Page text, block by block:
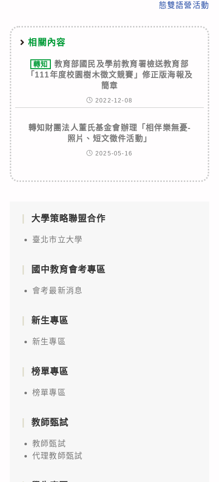
態雙語營活動
相關內容
轉知
教育部國民及學前教育署檢送教育部
「111年度校園樹木徵文競賽」修正版海報及
簡章
2022-12-08
轉知財團法人董氏基金會辦理「相伴樂無憂-
照片、短文徵件活動」
2025-05-16
大學策略聯盟合作
臺北市立大學
國中教育會考專區
會考最新消息
新生專區
新生專區
榜單專區
榜單專區
教師甄試
教師甄試
代理教師甄試